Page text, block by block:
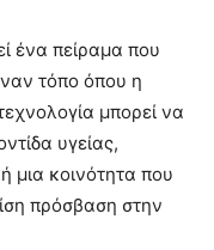
ένα πείραμα που
τόπο όπου η
μπορεί να
υγείας,
μια κοινότητα που
πρόσβαση στην